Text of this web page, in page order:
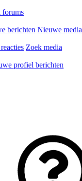
forums
berichten Nieuwe media
Zoek media
profiel berichten